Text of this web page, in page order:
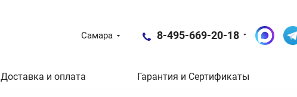
Самара 8-495-669-20-18
Доставка и оплата Гарантия и Сертификаты